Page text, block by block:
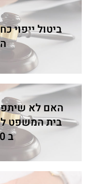
ביטול ייפוי
האם לא
בית המשפט
ב 40000 ₪